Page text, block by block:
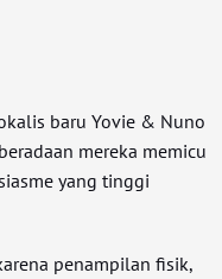
baru Yovie & Nuno
mereka memicu
yang tinggi
penampilan fisik,